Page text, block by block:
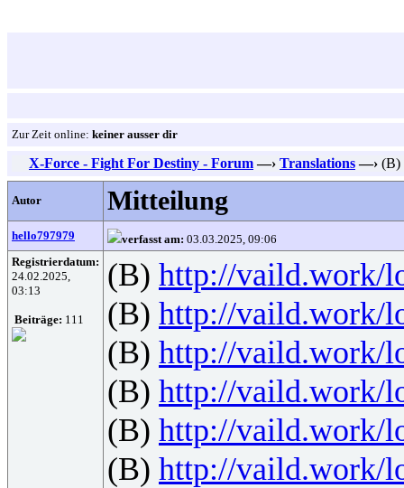
Zur Zeit online: keiner ausser dir
X-Force - Fight For Destiny - Forum —› Translations —› (B)
Autor Mitteilung
hello797979 verfasst am: 03.03.2025, 09:06
Registrierdatum:
24.02.2025,
03:13
Beiträge: 111
(B) http://vaild.work/
(B) http://vaild.work/
(B) http://vaild.work/
(B) http://vaild.work/
(B) http://vaild.work/
(B) http://vaild.work/